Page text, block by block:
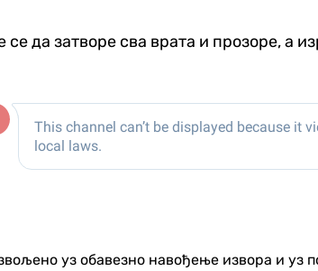
да затворе сва врата и прозоре, а
уз обавезно навођење извора и